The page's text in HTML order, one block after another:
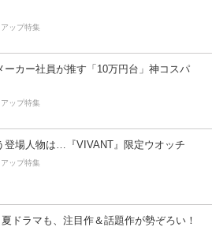
ップ特集
ーカー社員が推す「10万円台」神コスパ
ップ特集
登場人物は…『VIVANT』限定ウオッチ
ップ特集
ドラマも、注目作＆話題作が勢ぞろい！